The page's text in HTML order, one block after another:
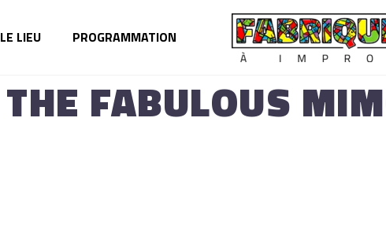
LE LIEU PROGRAMMATION
THE FABULOUS